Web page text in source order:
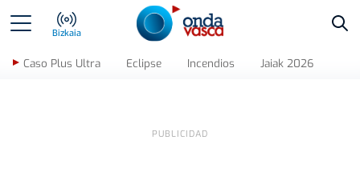
Bizkaia
Caso Plus Ultra Eclipse Incendios Jaiak 2026